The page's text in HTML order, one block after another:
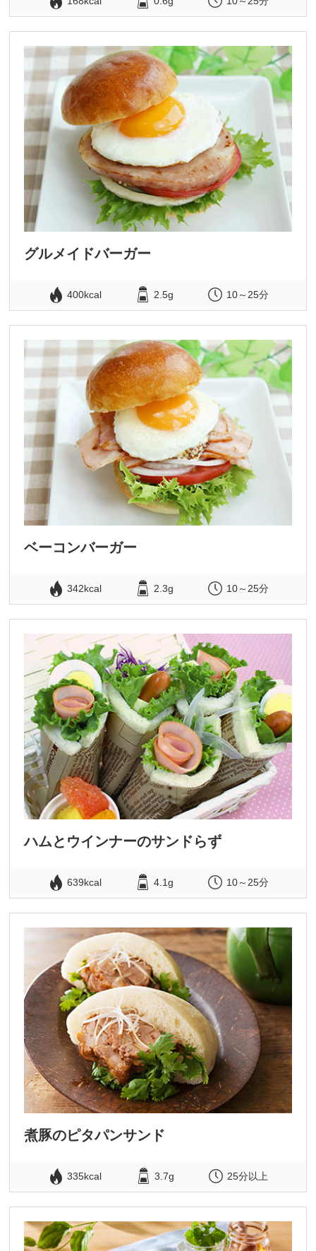
グルメイドバーガー
400kcal 2.5g 10～25分
ベーコンバーガー
342kcal 2.3g 10～25分
ハムとウインナーのサンドらず
639kcal 4.1g 10～25分
煮豚のピタパンサンド
335kcal 3.7g 25分以上